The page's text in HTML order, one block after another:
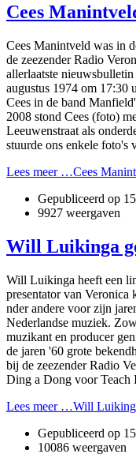
Cees
Cees Manintveld was in
de zeezender Radio
allerlaatste
augustus 1974 om 17:30
Cees in de band
2008 stond Cees (foto)
Leeuwenstraat als
stuurde o­ns enkele foto's
Lees meer …Cees
Gepubliceerd op
9927 weergaven
Will Luikinga
Will Luikinga heeft een
presentator van
nder andere voor zijn
Nederlandse muziek.
muzikant en producer
de jaren '60 grote
bij de zeezender Radio
Ding a Dong voor Teach
Lees meer …Will
Gepubliceerd op
10086 weergaven